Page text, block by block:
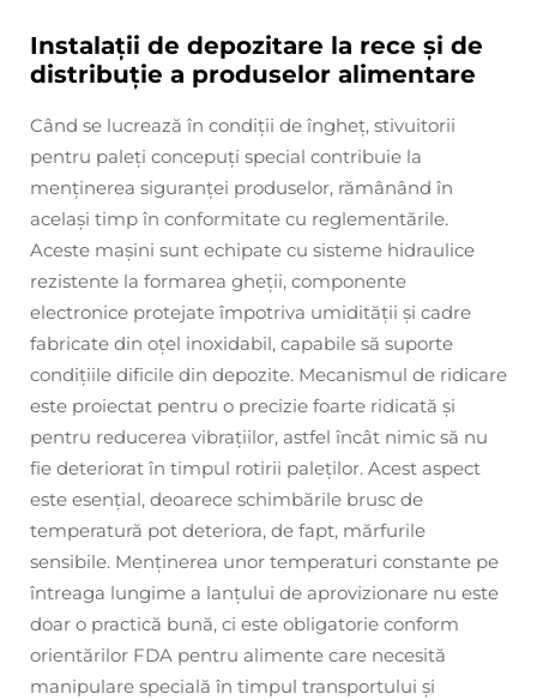
Instalații de depozitare la rece și de
distribuție a produselor alimentare
Când se lucrează în condiții de îngheț, stivuitorii
pentru paleți concepuți special contribuie la
menținerea siguranței produselor, rămânând în
același timp în conformitate cu reglementările.
Aceste mașini sunt echipate cu sisteme hidraulice
rezistente la formarea gheții, componente
electronice protejate împotriva umidității și cadre
fabricate din oțel inoxidabil, capabile să suporte
condițiile dificile din depozite. Mecanismul de ridicare
este proiectat pentru o precizie foarte ridicată și
pentru reducerea vibrațiilor, astfel încât nimic să nu
fie deteriorat în timpul rotirii paleților. Acest aspect
este esențial, deoarece schimbările brusc de
temperatură pot deteriora, de fapt, mărfurile
sensibile. Menținerea unor temperaturi constante pe
întreaga lungime a lanțului de aprovizionare nu este
doar o practică bună, ci este obligatorie conform
orientărilor FDA pentru alimente care necesită
manipulare specială în timpul transportului și